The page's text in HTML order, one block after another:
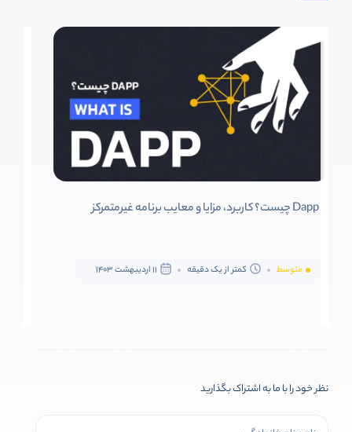
Dapp چیست؟ کاربرد، مزایا و معایب برنامه غیرمتمرکز
متوسط کمتر از یک دقیقه 11 اردیبهشت 1403
نظر خود را با ما به اشتراک بگذارید